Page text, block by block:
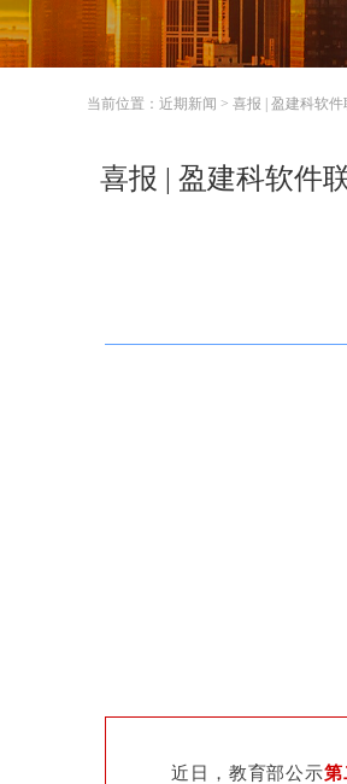
当前位置： 近期新闻 > 喜报 | 盈建科软
喜报 | 盈建科软件
近日，教育部公示第